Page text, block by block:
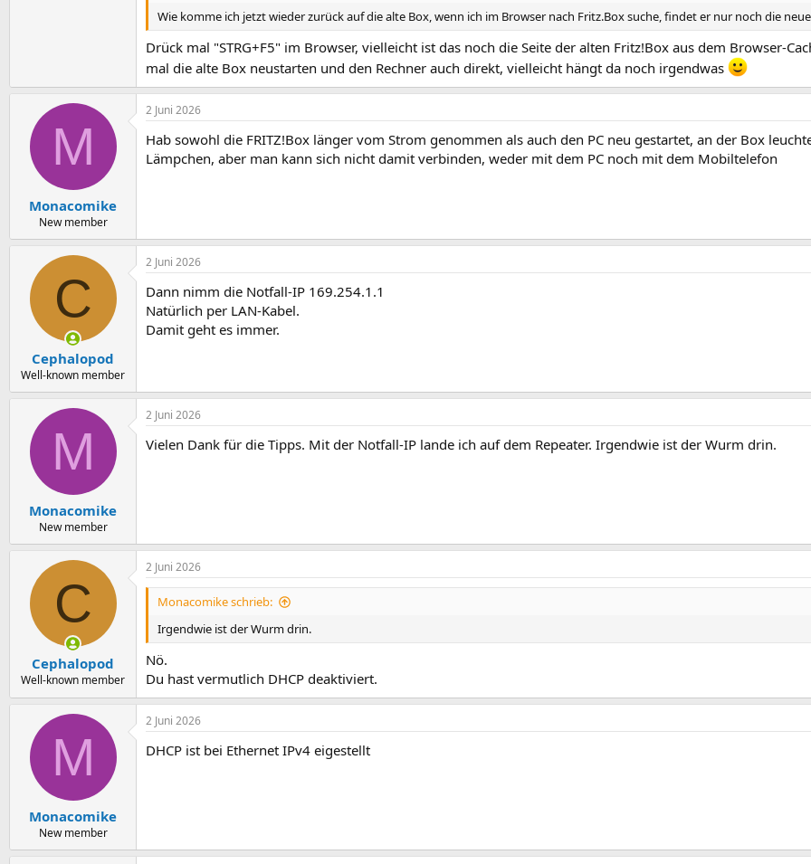
Wie komme ich jetzt wieder zurück auf die alte Box, wenn ich im Browser nach Fritz.Box suche, findet er nur noch die
Drück mal "STRG+F5" im Browser, vielleicht ist das noch die Seite der alten Fritz!Box aus dem Browser-
mal die alte Box neustarten und den Rechner auch direkt, vielleicht hängt da noch irgendwas
M
Monacomike
New member
2 Juni 2026
Hab sowohl die FRITZ!Box länger vom Strom genommen als auch den PC neu gestartet, an der Box
Lämpchen, aber man kann sich nicht damit verbinden, weder mit dem PC noch mit dem Mobiltelefon
C
Cephalopod
Well-known member
2 Juni 2026
Dann nimm die Notfall-IP 169.254.1.1
Natürlich per LAN-Kabel.
Damit geht es immer.
M
Monacomike
New member
2 Juni 2026
Vielen Dank für die Tipps. Mit der Notfall-IP lande ich auf dem Repeater. Irgendwie ist der Wurm drin.
C
Cephalopod
Well-known member
2 Juni 2026
Monacomike schrieb:
Irgendwie ist der Wurm drin.
Nö.
Du hast vermutlich DHCP deaktiviert.
M
Monacomike
New member
2 Juni 2026
DHCP ist bei Ethernet IPv4 eigestellt